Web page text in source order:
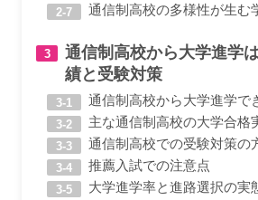
通信制高校の多様性が生む
通信制高校から大学進学
績と受験対策
通信制高校から大学進学で
主な通信制高校の大学合格
通信制高校での受験対策の
推薦入試での注意点
大学進学率と進路選択の実